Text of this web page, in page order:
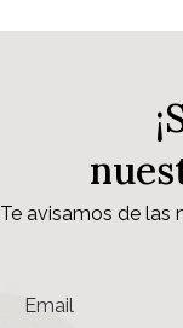
Te avisamos de las